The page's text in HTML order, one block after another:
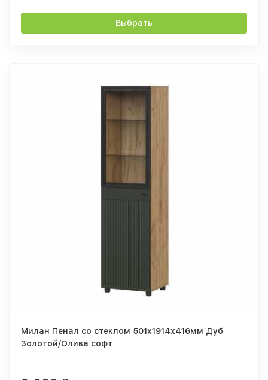
Выбрать
Милан Пенал со стеклом 501х1914х416мм Дуб
Золотой/Олива софт